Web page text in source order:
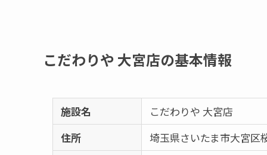
こだわりや 大宮店の基本情報
施設名
こだわりや 大宮店
住所
埼玉県さいたま市大宮区